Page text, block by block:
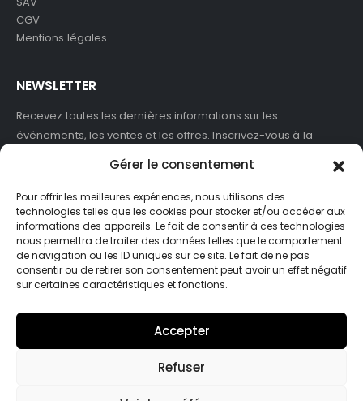
Gérer le consentement
Pour offrir les meilleures expériences, nous utilisons des
technologies telles que les cookies pour stocker et/ou accéder aux
informations des appareils. Le fait de consentir à ces technologies
nous permettra de traiter des données telles que le comportement
de navigation ou les ID uniques sur ce site. Le fait de ne pas
consentir ou de retirer son consentement peut avoir un effet négatif
sur certaines caractéristiques et fonctions.
Accepter
Refuser
CGV
Mentions légales
NEWSLETTER
Recevez toutes les dernières informations sur les
événements, les ventes et les offres. Inscrivez-vous à la
J'accepte de recevoir des newsletters et des informations
marketing de ASB France.